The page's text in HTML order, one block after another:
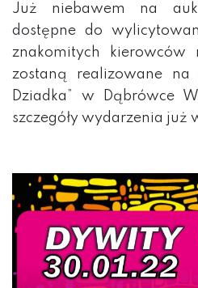
Już niebawem na
dostępne do
znakomitych kierowców
zostaną realizowane na
Dziadka” w Dąbrówce
szczegóły wydarzenia już